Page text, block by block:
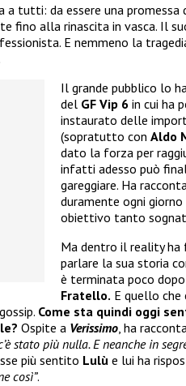
a tutti: da essere una
fino alla rinascita in vasca. Il
E nemmeno la
Il grande pubblico lo
del GF Vip 6 in cui ha
instaurato delle
(sopratutto con Aldo
dato la forza per
infatti adesso può
gareggiare. Ha
duramente ogni
obiettivo tanto
Ma dentro il reality
parlare la sua storia
è terminata poco
Fratello. E quello che
Come sta quindi oggi
Ospite a Verissimo, ha
stato più nulla. E neanche in
più sentito Lulù e lui ha
così”.